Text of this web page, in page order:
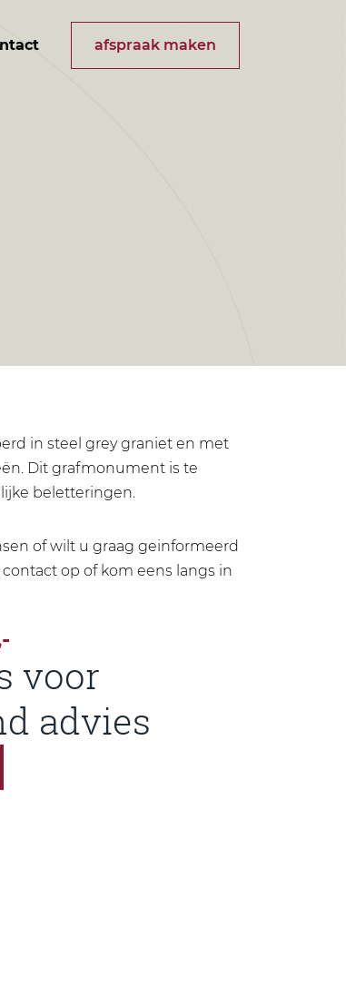
afspraak maken
in steel grey graniet en met
Dit grafmonument is te
beletteringen.
of wilt u graag geinformeerd
op of kom eens langs in
voor
advies